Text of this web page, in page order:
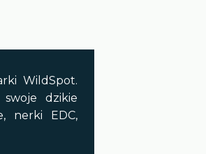
WildSpot.
dzikie
nerki EDC,